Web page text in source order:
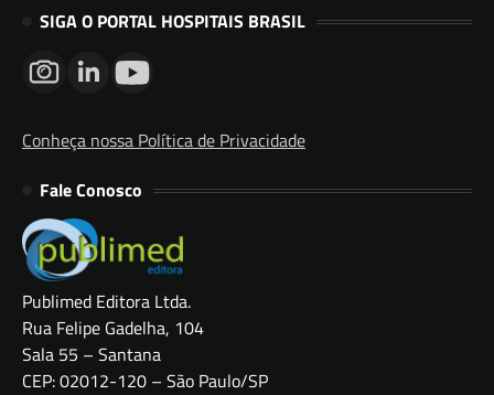
SIGA O PORTAL HOSPITAIS BRASIL
Conheça nossa Política de Privacidade
Fale Conosco
Publimed Editora Ltda.
Rua Felipe Gadelha, 104
Sala 55 – Santana
CEP: 02012-120 – São Paulo/SP